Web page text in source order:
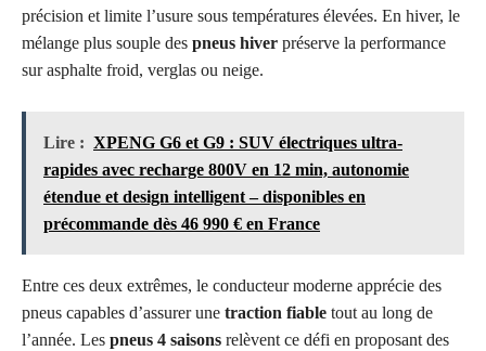
précision et limite l’usure sous températures élevées. En hiver, le
mélange plus souple des pneus hiver préserve la performance
sur asphalte froid, verglas ou neige.
Lire : XPENG G6 et G9 : SUV électriques ultra-
rapides avec recharge 800V en 12 min, autonomie
étendue et design intelligent – disponibles en
précommande dès 46 990 € en France
Entre ces deux extrêmes, le conducteur moderne apprécie des
pneus capables d’assurer une traction fiable tout au long de
l’année. Les pneus 4 saisons relèvent ce défi en proposant des